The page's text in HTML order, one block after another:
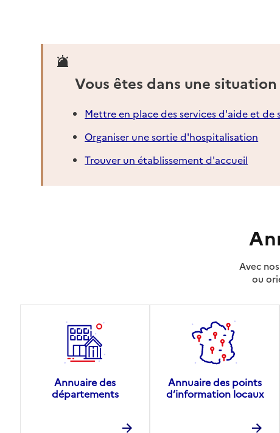
Vous êtes dans une situation
Mettre en place des services d'aide et de
Organiser une sortie d'hospitalisation
Trouver un établissement d'accueil
Avec
ou
Annuaire des
départements
Annuaire des points
d’information locaux